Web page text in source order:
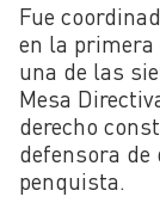
Fue
en la primera
una de las
Mesa
derecho
defensora de
penquista.